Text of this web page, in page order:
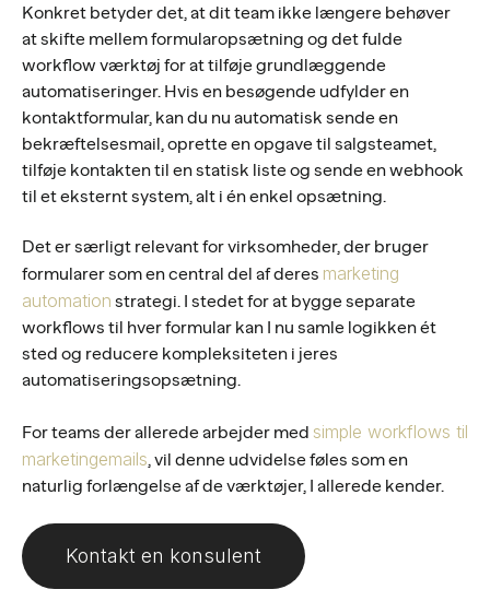
Konkret betyder det, at dit team ikke længere behøver
at skifte mellem formularopsætning og det fulde
workflow værktøj for at tilføje grundlæggende
automatiseringer. Hvis en besøgende udfylder en
kontaktformular, kan du nu automatisk sende en
bekræftelsesmail, oprette en opgave til salgsteamet,
tilføje kontakten til en statisk liste og sende en webhook
til et eksternt system, alt i én enkel opsætning.
Det er særligt relevant for virksomheder, der bruger
formularer som en central del af deres marketing
automation strategi. I stedet for at bygge separate
workflows til hver formular kan I nu samle logikken ét
sted og reducere kompleksiteten i jeres
automatiseringsopsætning.
For teams der allerede arbejder med simple workflows til
marketingemails, vil denne udvidelse føles som en
naturlig forlængelse af de værktøjer, I allerede kender.
Kontakt en konsulent